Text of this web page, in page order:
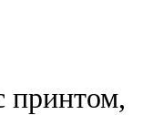
принтом,